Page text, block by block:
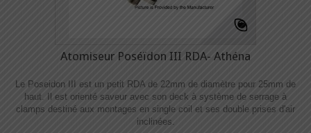
Atomiseur Poséïdon III RDA- Athéna
Le Poseidon III est un petit RDA de 22mm de diamètre pour 25mm de
haut. Il est orienté saveur avec son deck à système de serrage à
clamps destiné aux montages en single coil et ses double prises d'air
inclinées.